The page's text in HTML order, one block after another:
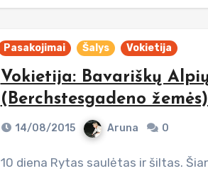
Pasakojimai Šalys Vokietija
Vokietija: Bavariškų
(Berchstesgadeno
14/08/2015 Aruna 0
10 diena Rytas saulėtas ir šiltas. Šiandien laukia